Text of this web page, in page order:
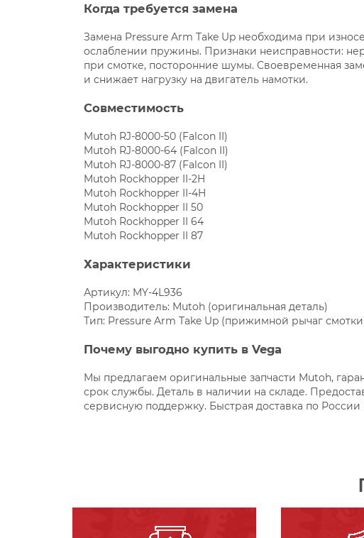
Когда требуется замена
Замена Pressure Arm Take Up необходима при
ослаблении пружины. Признаки неисправности:
при смотке, посторонние шумы. Своевременная
и снижает нагрузку на двигатель намотки.
Совместимость
Mutoh RJ-8000-50 (Falcon II)
Mutoh RJ-8000-64 (Falcon II)
Mutoh RJ-8000-87 (Falcon II)
Mutoh Rockhopper II-2H
Mutoh Rockhopper II-4H
Mutoh Rockhopper II 50
Mutoh Rockhopper II 64
Mutoh Rockhopper II 87
Характеристики
Артикул: MY-4L936
Производитель: Mutoh (оригинальная деталь)
Тип: Pressure Arm Take Up (прижимной рычаг
Почему выгодно купить в Vega
Мы предлагаем оригинальные запчасти Mutoh,
срок службы. Деталь в наличии на складе.
сервисную поддержку. Быстрая доставка по России